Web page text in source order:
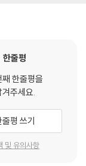
한줄평
째 한줄평을
겨주세요.
줄평 쓰기
및 유의사항